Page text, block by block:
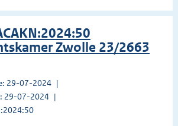
Zwolle 23/2663
29-07-2024
29-07-2024